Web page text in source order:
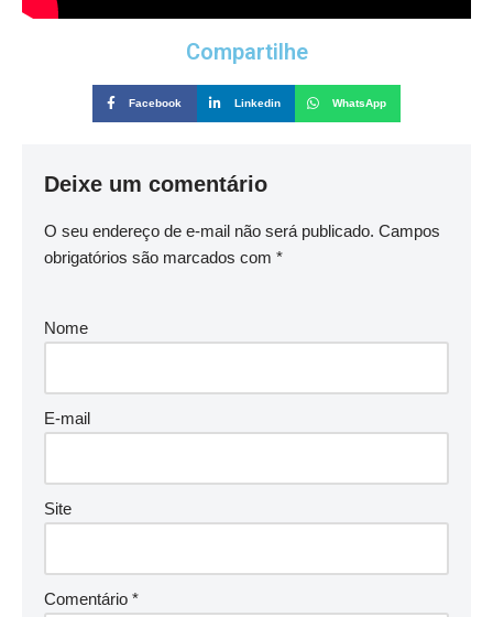
Compartilhe
Facebook Linkedin WhatsApp
Deixe um comentário
O seu endereço de e-mail não será publicado. Campos
obrigatórios são marcados com *
Nome
E-mail
Site
Comentário *